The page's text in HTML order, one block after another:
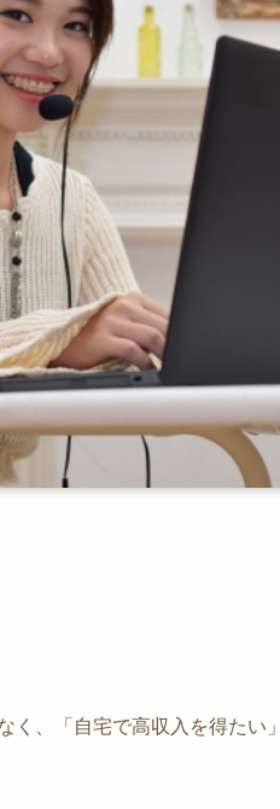
く、「自宅で高収入を得たい